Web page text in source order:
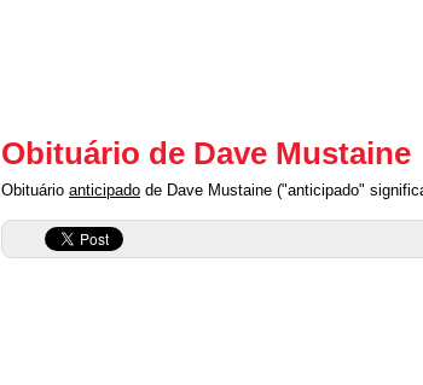
Obituário de Dave Mustaine
Obituário anticipado de Dave Mustaine ("anticipado"